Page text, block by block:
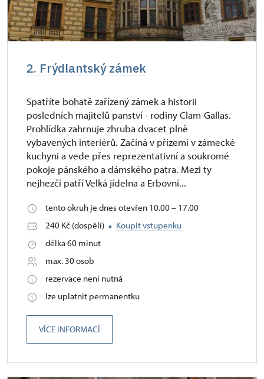
2. Frýdlantský zámek
Spatříte bohatě zařízený zámek a historii
posledních majitelů panství - rodiny Clam-Gallas.
Prohlídka zahrnuje zhruba dvacet plně
vybavených interiérů. Začíná v přízemí v zámecké
kuchyni a vede přes reprezentativní a soukromé
pokoje pánského a dámského patra. Mezi ty
nejhezčí patří Velká jídelna a Erbovní...
tento okruh je dnes otevřen 10.00 – 17.00
240 Kč (dospělí)
Koupit vstupenku
délka 60 minut
max. 30 osob
rezervace není nutná
lze uplatnit permanentku
VÍCE INFORMACÍ